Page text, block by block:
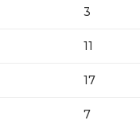
3
11
17
7